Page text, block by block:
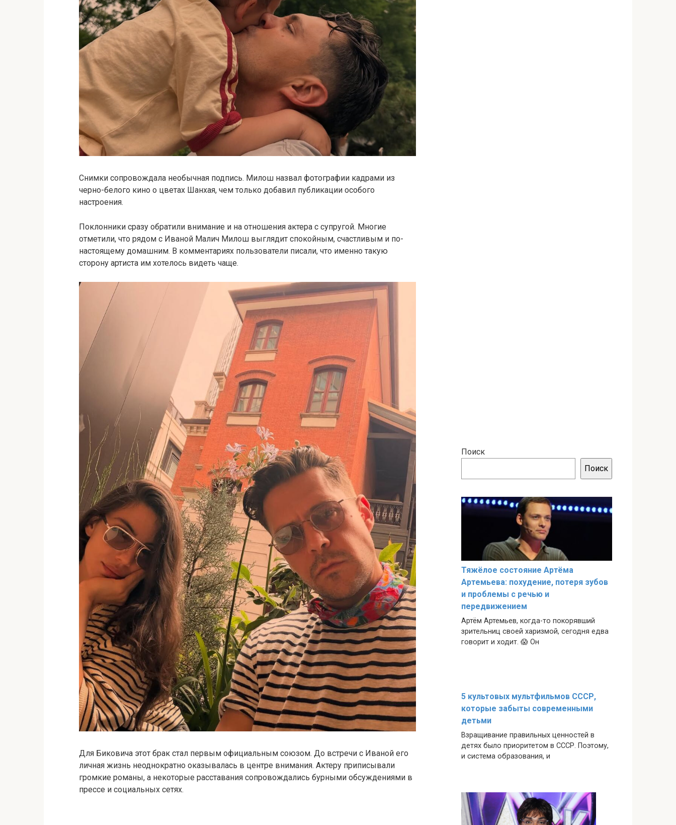
Снимки сопровождала необычная подпись. Милош назвал фотографии кадрами из
черно-белого кино о цветах Шанхая, чем только добавил публикации особого
настроения.
Поклонники сразу обратили внимание и на отношения актера с супругой. Многие
отметили, что рядом с Иваной Малич Милош выглядит спокойным, счастливым и по-
настоящему домашним. В комментариях пользователи писали, что именно такую
сторону артиста им хотелось видеть чаще.
Для Биковича этот брак стал первым официальным союзом. До встречи с Иваной его
личная жизнь неоднократно оказывалась в центре внимания. Актеру приписывали
громкие романы, а некоторые расставания сопровождались бурными обсуждениями в
прессе и социальных сетях.
Поиск
Поиск
Тяжёлое состояние Артёма
Артемьева: похудение, потеря зубов
и проблемы с речью и
передвижением
Артём Артемьев, когда-то покорявший
зрительниц своей харизмой, сегодня едва
говорит и ходит. 😱 Он
5 культовых мультфильмов СССР,
которые забыты современными
детьми
Взращивание правильных ценностей в
детях было приоритетом в СССР. Поэтому,
и система образования, и